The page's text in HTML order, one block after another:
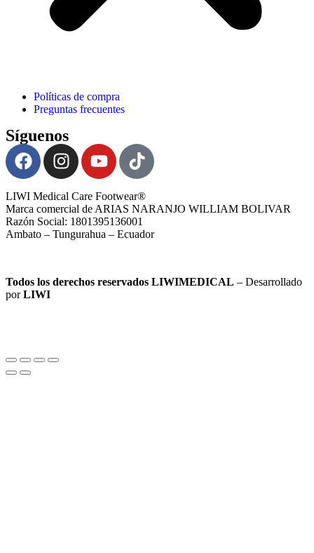
Políticas de compra
Preguntas frecuentes
Síguenos
LIWI Medical Care Footwear®
Marca comercial de ARIAS NARANJO WILLIAM BOLIVAR
Razón Social: 1801395136001
Ambato – Tungurahua – Ecuador
Todos los derechos reservados LIWIMEDICAL – Desarrollado
porLIWI